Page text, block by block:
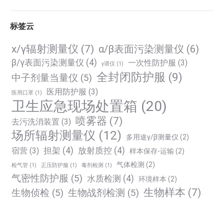
标签云
x/γ辐射测量仪 (7) α/β表面污染测量仪 (6)
β/γ表面污染测量仪 (4) γ谱仪 (1) 一次性防护服 (3)
中子剂量当量仪 (5) 全封闭防护服 (9)
医用口罩 (1) 医用防护服 (3)
卫生应急现场处置箱 (20)
去污洗消装置 (3) 喷雾器 (7)
场所辐射测量仪 (12) 多用途γ/β测量仪 (2)
宿营 (3) 担架 (4) 放射质控 (4) 样本保存-运输 (2)
检气管 (1) 正压防护服 (1) 毒剂检测 (1) 气体检测 (2)
气密性防护服 (5) 水质检测 (4) 环境样本 (2)
生物侦检 (5) 生物战剂检测 (5) 生物样本 (7)